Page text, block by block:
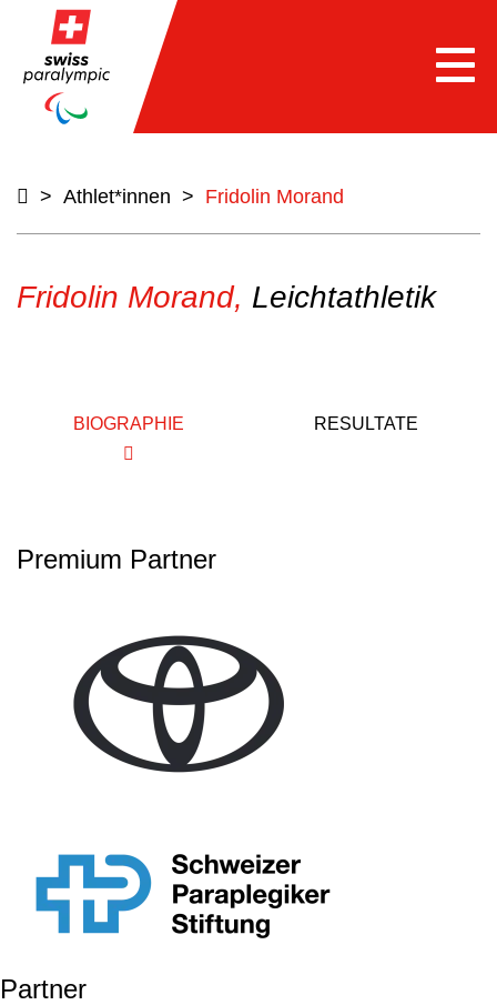
> Athlet*innen > Fridolin Morand
Fridolin Morand, Leichtathletik
BIOGRAPHIE RESULTATE
Premium Partner
Partner